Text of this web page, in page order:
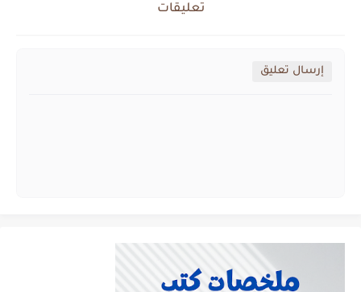
تعليقات
إرسال تعليق